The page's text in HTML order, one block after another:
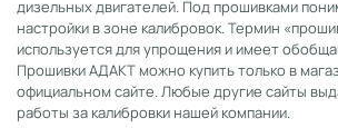
дизельных двигателей. Под прошивками
настройки в зоне калибровок. Термин
используется для упрощения и имеет
Прошивки АДАКТ можно купить только в
официальном сайте. Любые другие сайты
работы за калибровки нашей компании.